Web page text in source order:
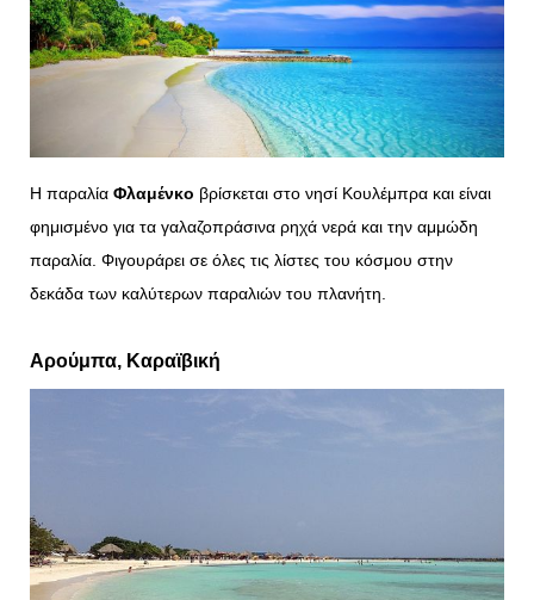
Η παραλία Φλαμένκο βρίσκεται στο νησί Κουλέμπρα και είναι
φημισμένο για τα γαλαζοπράσινα ρηχά νερά και την αμμώδη
παραλία. Φιγουράρει σε όλες τις λίστες του κόσμου στην
δεκάδα των καλύτερων παραλιών του πλανήτη.
Αρούμπα, Καραϊβική